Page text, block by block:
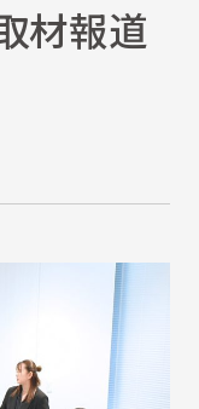
材報道